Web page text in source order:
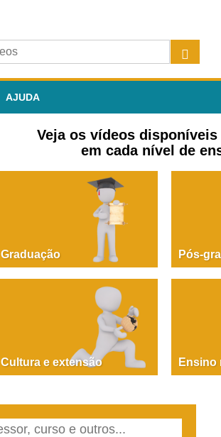
AJUDA
PAOLA
Dire, fare, partire!
Veja os vídeos
em cada nível de
Graduação Pós-
Cultura e extensão Ensino